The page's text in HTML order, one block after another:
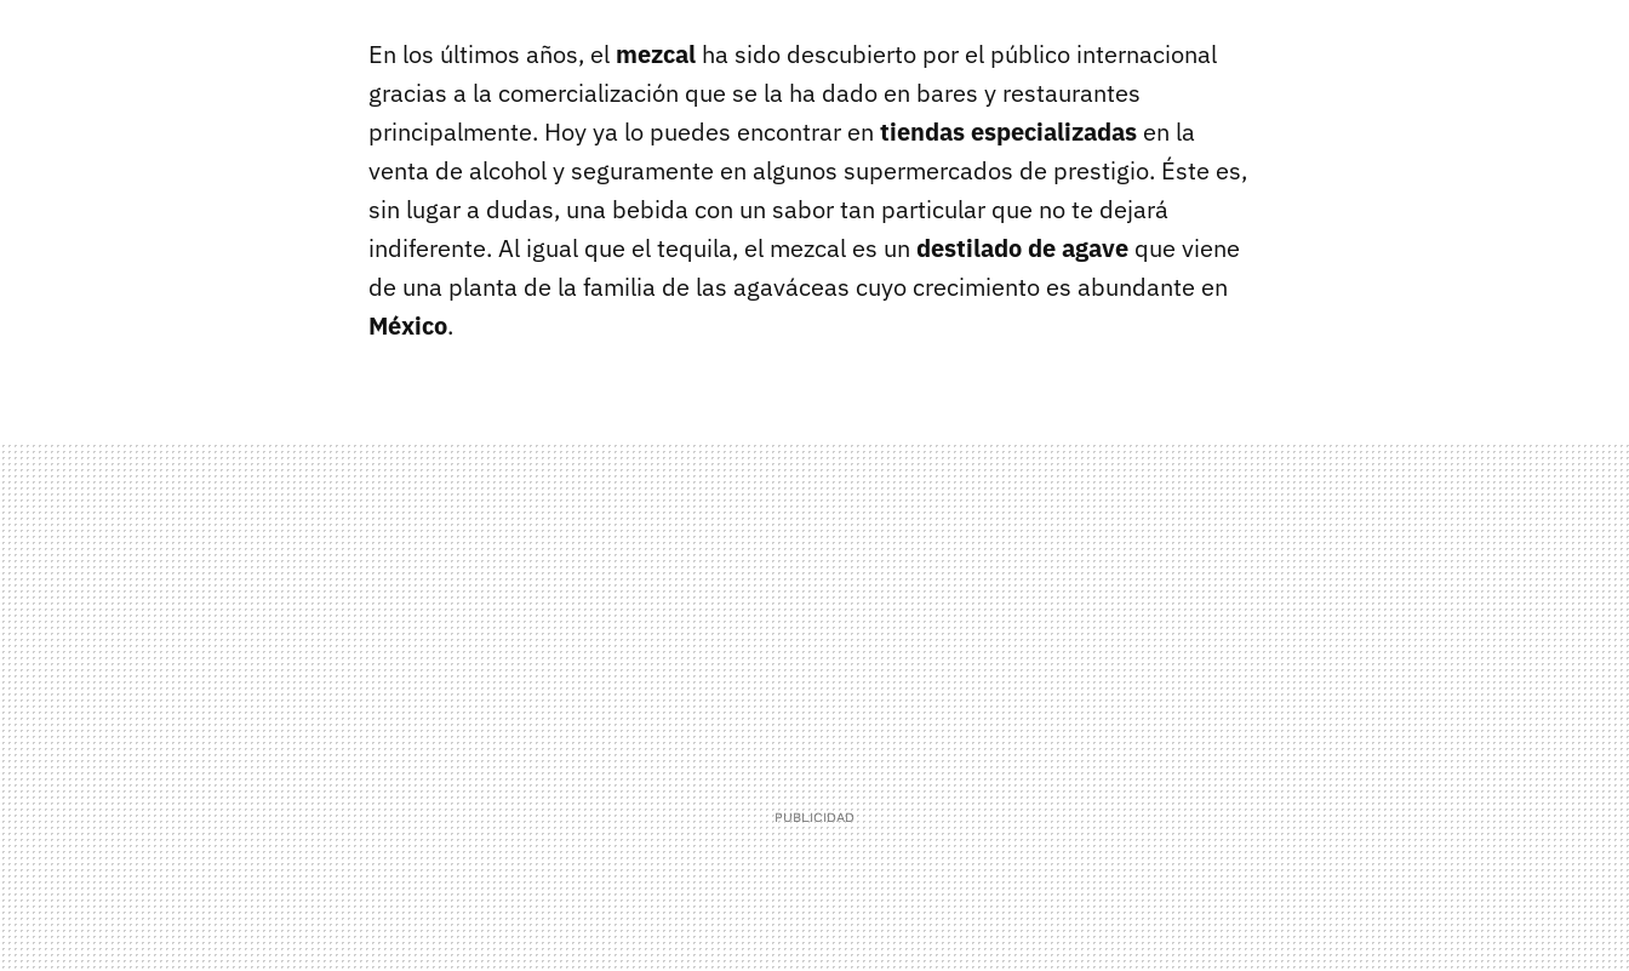
En los últimos años, el mezcal ha sido descubierto por el público internacional
gracias a la comercialización que se la ha dado en bares y restaurantes
principalmente. Hoy ya lo puedes encontrar en tiendas especializadas en la
venta de alcohol y seguramente en algunos supermercados de prestigio. Éste es,
sin lugar a dudas, una bebida con un sabor tan particular que no te dejará
indiferente. Al igual que el tequila, el mezcal es un destilado de agave que viene
de una planta de la familia de las agaváceas cuyo crecimiento es abundante en
México.